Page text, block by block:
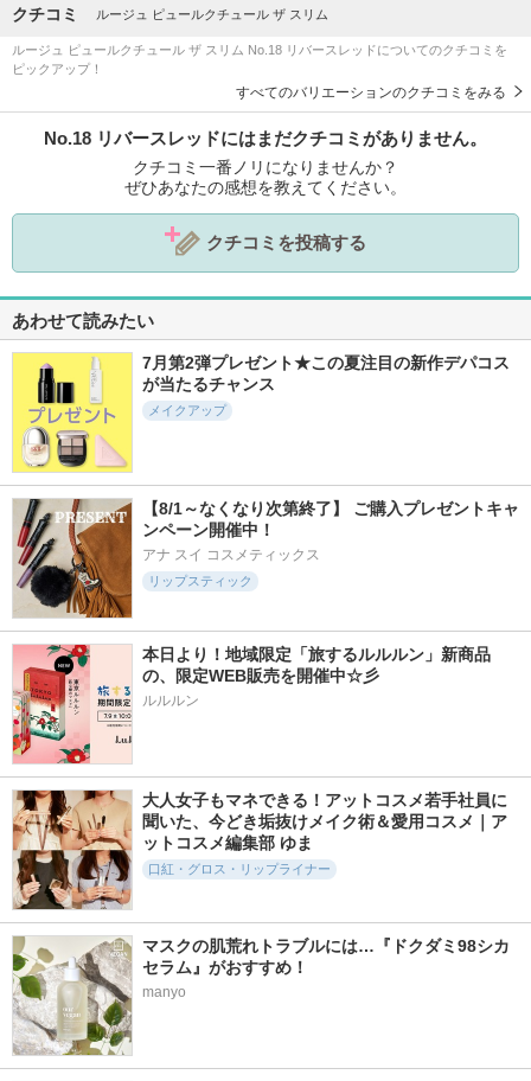
クチコミ ルージュ ピュールクチュール ザ スリム
ルージュ ピュールクチュール ザ スリム No.18 リバースレッドについてのクチコミを
ピックアップ！
すべてのバリエーションのクチコミをみる
No.18 リバースレッドにはまだクチコミがありません。
クチコミ一番ノリになりませんか？
ぜひあなたの感想を教えてください。
クチコミを投稿する
あわせて読みたい
7月第2弾プレゼント★この夏注目の新作デパコス
が当たるチャンス
メイクアップ
【8/1～なくなり次第終了】 ご購入プレゼントキャ
ンペーン開催中！
アナ スイ コスメティックス
リップスティック
本日より！地域限定「旅するルルルン」新商品
の、限定WEB販売を開催中☆彡
ルルルン
大人女子もマネできる！アットコスメ若手社員に
聞いた、今どき垢抜けメイク術＆愛用コスメ｜ア
ットコスメ編集部 ゆま
口紅・グロス・リップライナー
マスクの肌荒れトラブルには…『ドクダミ98シカ
セラム』がおすすめ！
manyo